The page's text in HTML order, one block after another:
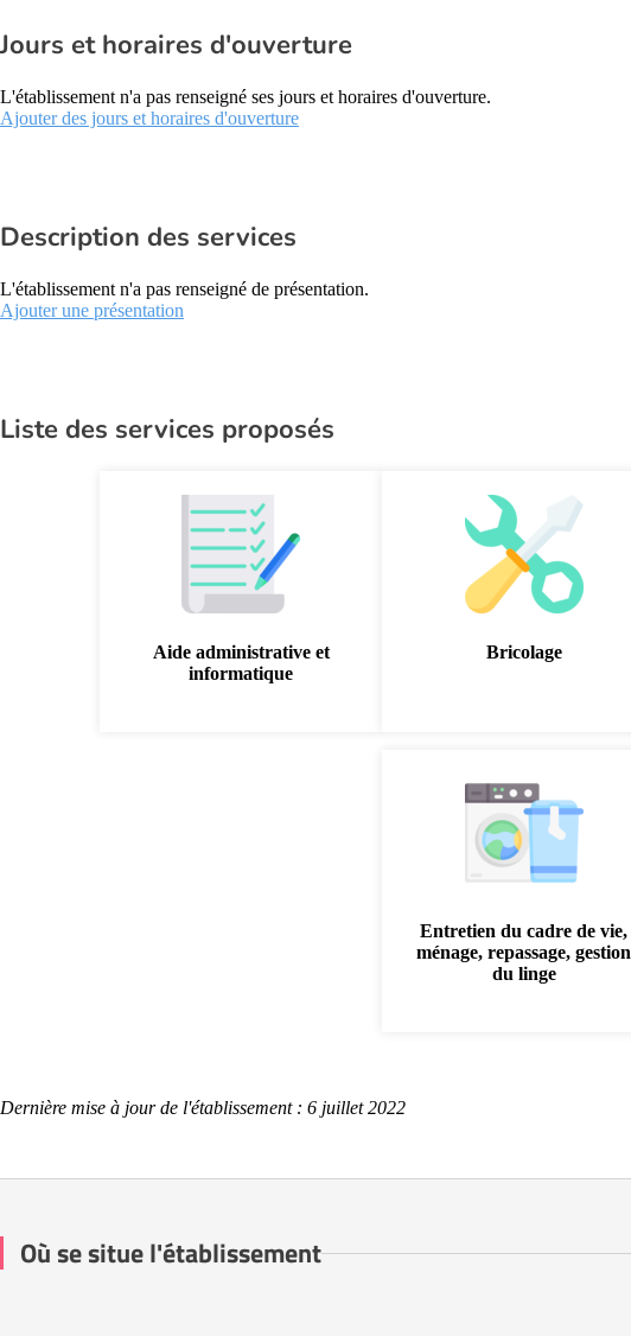
Jours et horaires d'ouverture
L'établissement n'a pas renseigné ses jours et horaires d'ouverture.
Ajouter des jours et horaires d'ouverture
Description des services
L'établissement n'a pas renseigné de présentation.
Ajouter une présentation
Liste des services proposés
Aide administrative et
informatique
Bricolage
Entretien du cadre de vie,
ménage, repassage, gestion
du linge
Dernière mise à jour de l'établissement : 6 juillet 2022
Où se situe l'établissement